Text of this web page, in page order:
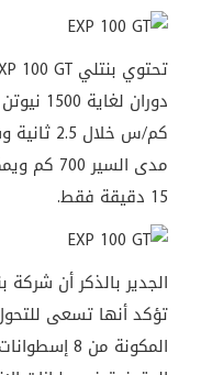
15 دقيقة فقط.
تؤكد أنها تسعى